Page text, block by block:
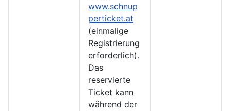
www.schnup
perticket.at
(einmalige
Registrierung
erforderlich).
Das
reservierte
Ticket kann
während der